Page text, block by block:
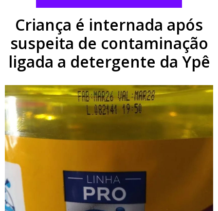
Criança é internada após
suspeita de contaminação
ligada a detergente da Ypê